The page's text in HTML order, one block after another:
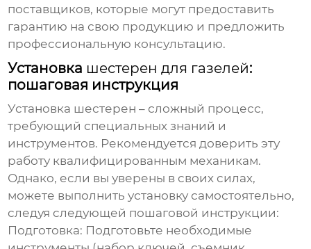
поставщиков, которые могут предоставить
гарантию на свою продукцию и предложить
профессиональную консультацию.
Установка шестерен для газелей:
пошаговая инструкция
Установка шестерен – сложный процесс,
требующий специальных знаний и
инструментов. Рекомендуется доверить эту
работу квалифицированным механикам.
Однако, если вы уверены в своих силах,
можете выполнить установку самостоятельно,
следуя следующей пошаговой инструкции:
Подготовка: Подготовьте необходимые